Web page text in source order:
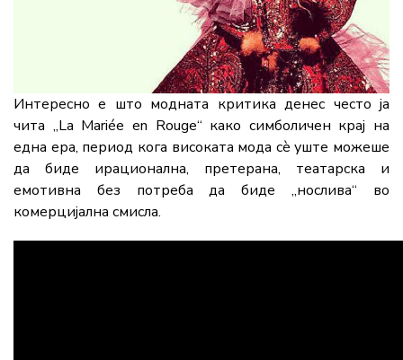
Интересно е што модната критика денес често ја
чита „La Mariée en Rouge“ како симболичен крај на
една ера, период кога високата мода сè уште можеше
да биде ирационална, претерана, театарска и
емотивна без потреба да биде „нослива“ во
комерцијална смисла.